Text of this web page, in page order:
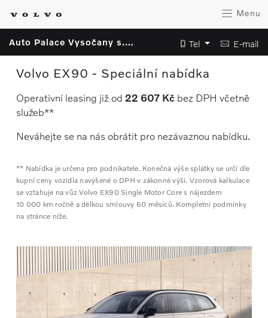
Menu
Auto Palace Vysočany s.r.o. Tel E-mail
Volvo EX90 - Speciální nabídka
Operativní leasing již od 22 607 Kčbez DPH včetně
služeb**
Neváhejte se na nás obrátit pro nezávaznou nabídku.
** Nabídka je určena pro podnikatele. Konečná výše splátky se určí dle
kupní ceny vozidla navýšené o DPH v zákonné výši. Vzorová kalkulace
se vztahuje na vůz Volvo EX90 Single Motor Core s nájezdem
10 000 km ročně a délkou smlouvy 60 měsíců. Kompletní podmínky
na stránce níže.